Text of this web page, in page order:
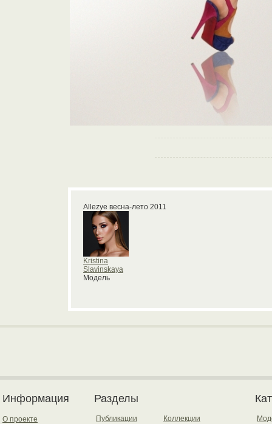
Allezye весна-лето 2011
Kristina
Slavinskaya
Модель
Информация
О проекте
Разделы
Публикации
Коллекции